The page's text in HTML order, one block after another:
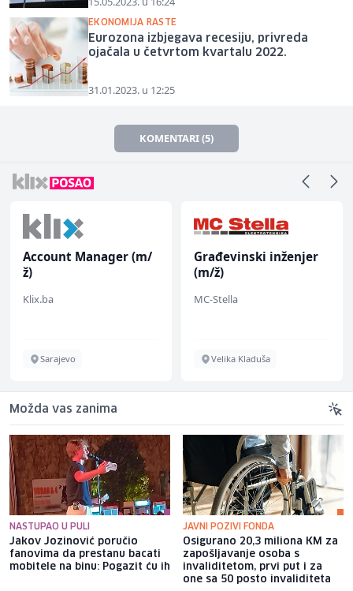
EKONOMIJA RASTE
Eurozona izbjegava recesiju, privreda
ojačala u četvrtom kvartalu 2022.
31.01.2023. u 12:25
KOMENTARI (5)
Account Manager (m/
ž)
Klix.ba
Sarajevo
Građevinski inženjer
(m/ž)
MC-Stella
Velika Kladuša
Možda vas zanima
NASTUPAO U PULI
Jakov Jozinović poručio
fanovima da prestanu bacati
mobitele na binu: Pogazit ću ih
JAVNI POZIVI FONDA
Osigurano 20,3 miliona KM za
zapošljavanje osoba s
invaliditetom, prvi put i za
one sa 50 posto invaliditeta